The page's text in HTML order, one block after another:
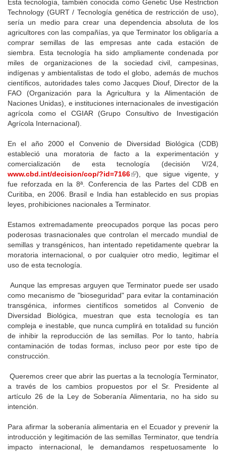
Esta tecnología, también conocida como Genetic Use Restriction
Technology (GURT / Tecnología genética de restricción de uso),
sería un medio para crear una dependencia absoluta de los
agricultores con las compañías, ya que Terminator los obligaría a
comprar semillas de las empresas ante cada estación de
siembra. Esta tecnología ha sido ampliamente condenada por
miles de organizaciones de la sociedad civil, campesinas,
indígenas y ambientalistas de todo el globo, además de muchos
científicos, autoridades tales como Jacques Diouf, Director de la
FAO (Organización para la Agricultura y la Alimentación de
Naciones Unidas), e instituciones internacionales de investigación
agrícola como el CGIAR (Grupo Consultivo de Investigación
Agrícola Internacional).
En el año 2000 el Convenio de Diversidad Biológica (CDB)
estableció una moratoria de facto a la experimentación y
comercialización de esta tecnología (decisión V/24,
www.cbd.int/decision/cop/?id=7166(link
is
external)
), que sigue vigente, y
fue reforzada en la 8ª. Conferencia de las Partes del CDB en
Curitiba, en 2006. Brasil e India han establecido en sus propias
leyes, prohibiciones nacionales a Terminator.
Estamos extremadamente preocupados porque las pocas pero
poderosas trasnacionales que controlan el mercado mundial de
semillas y transgénicos, han intentado repetidamente quebrar la
moratoria internacional, o por cualquier otro medio, legitimar el
uso de esta tecnología.
Aunque las empresas arguyen que Terminator puede ser usado
como mecanismo de "bioseguridad" para evitar la contaminación
transgénica, informes científicos sometidos al Convenio de
Diversidad Biológica, muestran que esta tecnología es tan
compleja e inestable, que nunca cumplirá en totalidad su función
de inhibir la reproducción de las semillas. Por lo tanto, habría
contaminación de todas formas, incluso peor por este tipo de
construcción.
Queremos creer que abrir las puertas a la tecnología Terminator,
a través de los cambios propuestos por el Sr. Presidente al
artículo 26 de la Ley de Soberanía Alimentaria, no ha sido su
intención.
Para afirmar la soberanía alimentaria en el Ecuador y prevenir la
introducción y legitimación de las semillas Terminator, que tendría
impacto internacional, le demandamos respetuosamente lo